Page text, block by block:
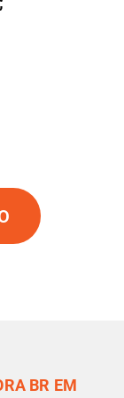
BR EM